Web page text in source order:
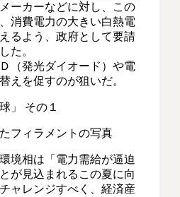
ーカーなどに対し、この
消費電力の大きい白熱電
るよう、政府として要請
た。
（発光ダイオード）や電
えを促すのが狙いだ。
フィラメントの写真
境相は「電力需給が逼迫
が見込まれるこの夏に向
ャレンジすべく、経済産